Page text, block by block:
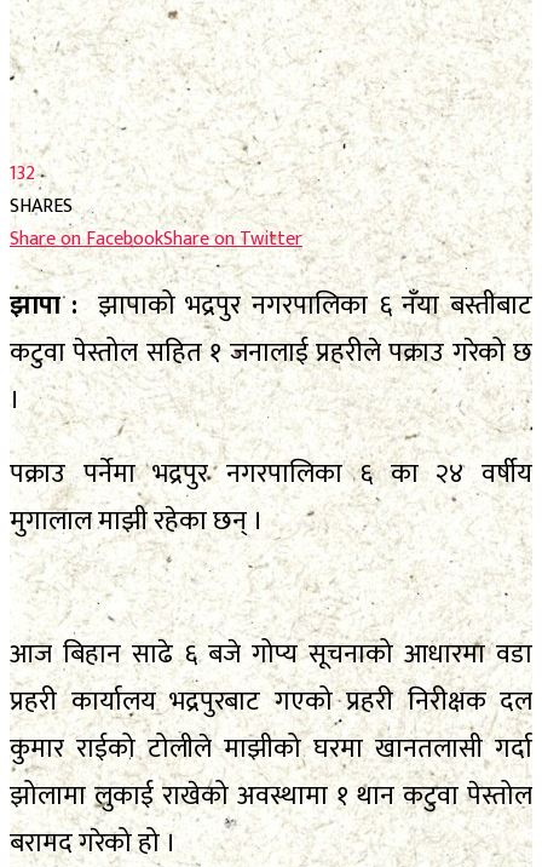
निर्वाचन
भिजिट नेपाल
सम्पादकीय
स्थानीय निर्वाचन
No Result
View All Result
निर्वाचन
भिजिट नेपाल
सम्पादकीय
स्थानीय निर्वाचन
No Result
View All Result
132
SHARES
Share on FacebookShare on Twitter
झापा : झापाको भद्रपुर नगरपालिका ६ नँया बस्तीबाट
कटुवा पेस्तोल सहित १ जनालाई प्रहरीले पक्राउ गरेको छ
।
पक्राउ पर्नेमा भद्रपुर नगरपालिका ६ का २४ वर्षीय
मुगालाल माझी रहेका छन् ।
आज बिहान साढे ६ बजे गोप्य सूचनाको आधारमा वडा
प्रहरी कार्यालय भद्रपुरबाट गएको प्रहरी निरीक्षक दल
कुमार राईको टोलीले माझीको घरमा खानतलासी गर्दा
झोलामा लुकाई राखेको अवस्थामा १ थान कटुवा पेस्तोल
बरामद गरेको हो ।